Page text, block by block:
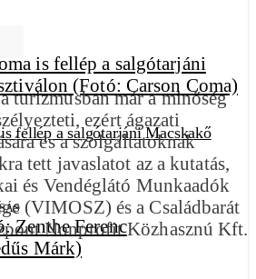
fellép a salgótarjáni Macskakő
turizmusban már a minőség
ezért ágazati
és a szolgáltatóknak
tett javaslatot az a kutatás,
és Vendéglátó Munkaadók
(VIMOSZ) és a Családbarát
Nonprofit Közhasznú Kft.